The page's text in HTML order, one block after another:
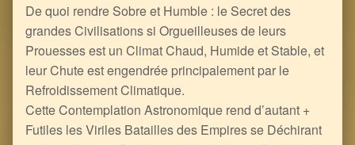
De quoi rendre Sobre et Humble : le Secret des
grandes Civilisations si Orgueilleuses de leurs
Prouesses est un Climat Chaud, Humide et Stable, et
leur Chute est engendrée principalement par le
Refroidissement Climatique.
Cette Contemplation Astronomique rend d’autant +
Futiles les Viriles Batailles des Empires se Déchirant